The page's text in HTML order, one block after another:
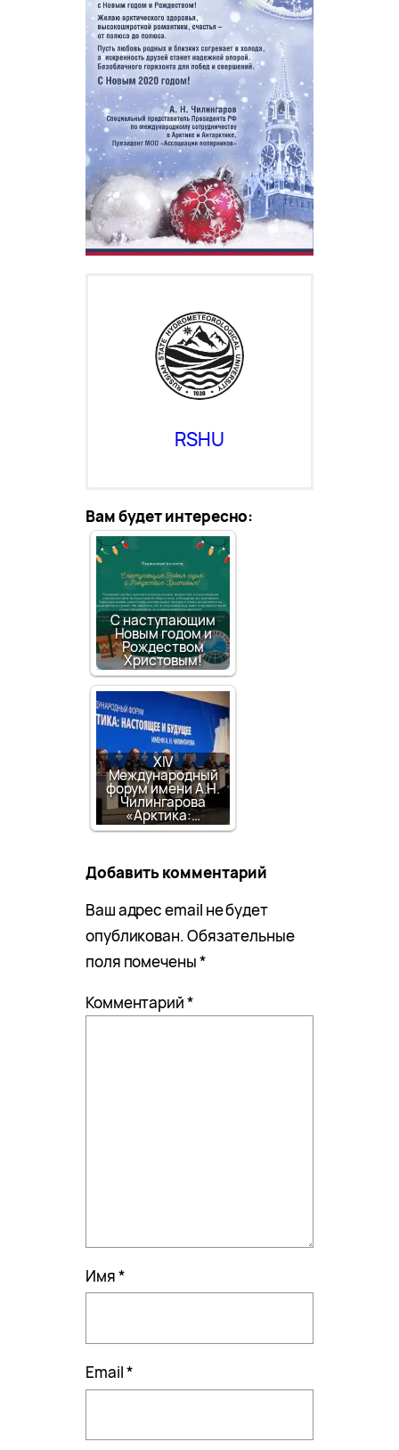
RSHU
Вам будет интересно:
С наступающим
Новым годом и
Рождеством
Христовым!
XIV
Международный
форум имени А.Н.
Чилингарова
«Арктика:…
Добавить комментарий
Ваш адрес email не будет
опубликован.Обязательные
поля помечены*
Комментарий*
Имя*
Email*